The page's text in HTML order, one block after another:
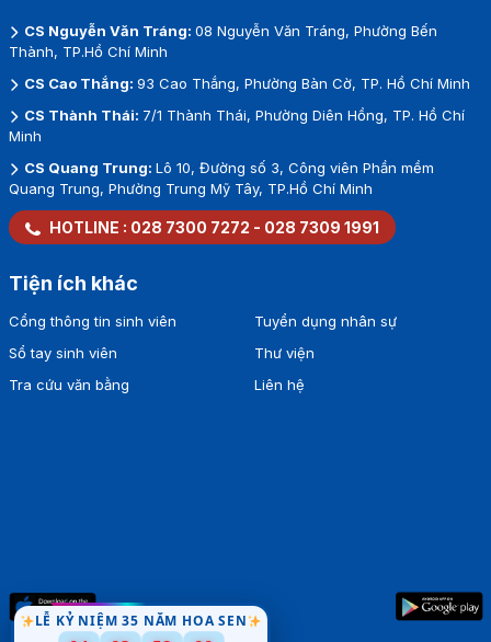
LỄ KỶ NIỆM 35 NĂM HOA SEN
CS Nguyễn Văn Tráng: 08 Nguyễn Văn Tráng, Phường Bến
Thành, TP.Hồ Chí Minh
CS Cao Thắng: 93 Cao Thắng, Phường Bàn Cờ, TP. Hồ Chí Minh
CS Thành Thái: 7/1 Thành Thái, Phường Diên Hồng, TP. Hồ Chí
Minh
CS Quang Trung: Lô 10, Đường số 3, Công viên Phần mềm
Quang Trung, Phường Trung Mỹ Tây, TP.Hồ Chí Minh
HOTLINE : 028 7300 7272 - 028 7309 1991
Tiện ích khác
Cổng thông tin sinh viên
Sổ tay sinh viên
Tra cứu văn bằng
Tuyển dụng nhân sự
Thư viện
Liên hệ